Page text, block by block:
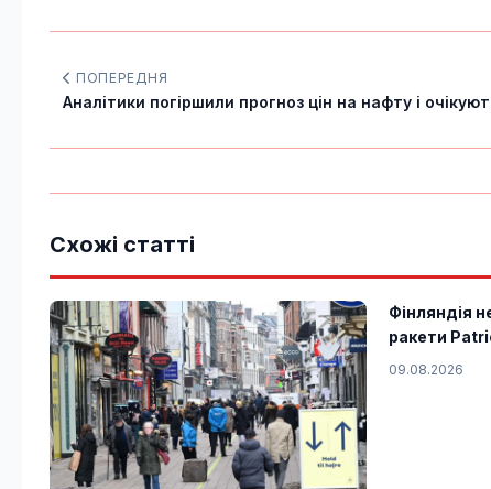
ПОПЕРЕДНЯ
Аналітики погіршили прогноз цін на нафту і
Схожі статті
Фінляндія
ракети
09.08.2026